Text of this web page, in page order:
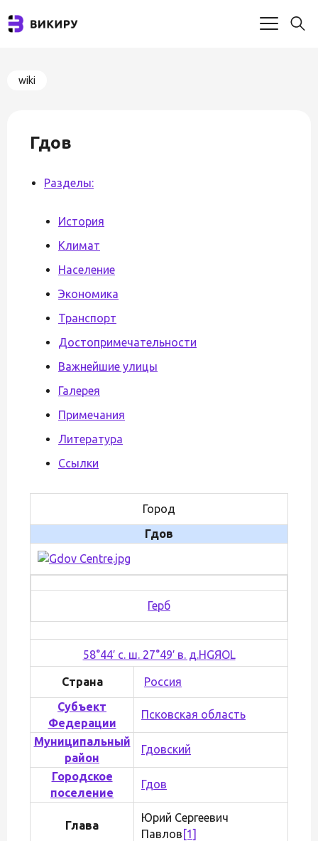
wiki
Гдов
Разделы:
История
Климат
Население
Экономика
Транспорт
Достопримечательности
Важнейшие улицы
Галерея
Примечания
Литература
Ссылки
Город
Гдов
Герб
58°44′ с. ш. 27°49′ в. д.HGЯOL
Страна
Россия
Субъект
Федерации
Псковская область
Муниципальный
район
Гдовский
Городское
поселение
Гдов
Глава
Юрий Сергеевич
Павлов [1]